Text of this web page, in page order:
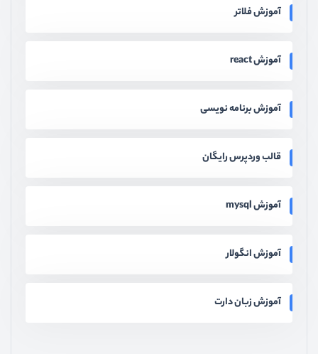
آموزش فلاتر
آموزش react
آموزش برنامه نویسی
قالب وردپرس رایگان
آموزش mysql
آموزش انگولار
آموزش زبان دارت